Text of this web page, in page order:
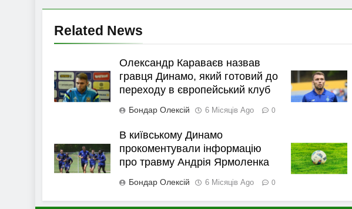
Related News
Олександр Караваєв назвав
гравця Динамо, який готовий до
переходу в європейський клуб
Бондар Олексій 6 Місяців Ago 0
В київському Динамо
прокоментували інформацію
про травму Андрія Ярмоленка
Бондар Олексій 6 Місяців Ago 0